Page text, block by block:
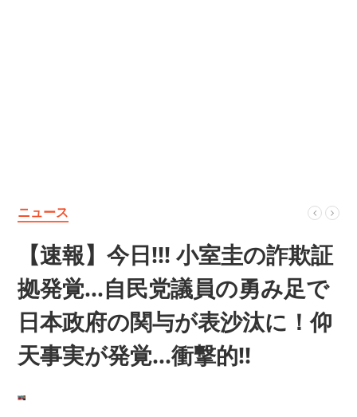
ニュース
【速報】今日!!! 小室圭の詐欺証
拠発覚…自民党議員の勇み足で
日本政府の関与が表沙汰に！仰
天事実が発覚…衝撃的!!